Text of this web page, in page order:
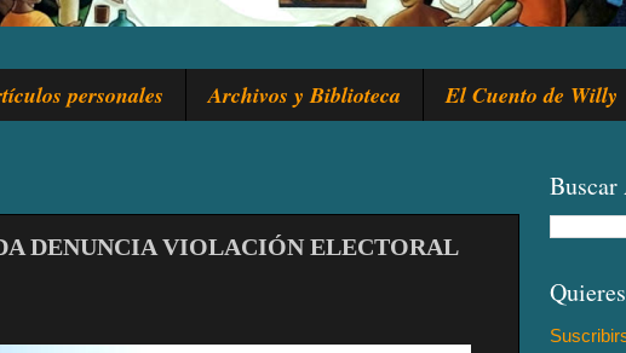
personales Archivos y Biblioteca El Cuento de Willy
DENUNCIA VIOLACIÓN ELECTORAL